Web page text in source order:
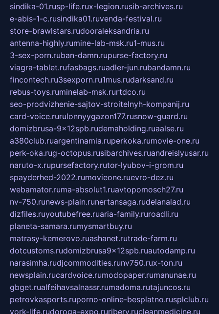
sindika-01.rusp-life.rux-legion.rusib-archives.ru
e-abis-1-c.rusindika01.ruvenda-festival.ru
store-brawlstars.rudooraleksandria.ru
antenna-highly.rumine-lab-msk.ru1-mus.ru
3-sex-porn.ruban-damn.rupurse-factory.ru
viagra-tablet.rufasbags.ruadler-jun.rubandamn.ru
fincontech.ru3sexporn.ru1mus.rudarksand.ru
rebus-toys.ruminelab-msk.rurtdco.ru
seo-prodvizhenie-sajtov-stroitelnyh-kompanij.ru
card-voice.rurulonnyygazon177.rusnow-guard.ru
domizbrusa-9x12spb.rudemaholding.ruaalse.ru
a380club.ruargentinamia.ruperkoka.rumovie-one.ru
perk-oka.rug-octopus.rusibarchives.ruandreislyusar.ru
naruto-x.rupursefactory.rutor-lyubov-i-grom.ru
spayderhed-2022.rumovieone.ruevro-dez.ru
webamator.ruma-absolut1.ruavtopomosch27.ru
nv-750.runews-plain.runertansaga.rudelanalad.ru
dizfiles.ruyoutubefree.ruaria-family.ruroadli.ru
planeta-samara.rumysmartbuy.ru
matrasy-kemerovo.ruashanet.rutrade-farm.ru
dotcustoms.rudomizbrusa9x12spb.ruautodamp.ru
narasimha.rudjcommodities.runv750.rux-ton.ru
newsplain.rucardvoice.rumodopaper.rumanunae.ru
gbget.rualfeihavsalnassr.rumadoma.rutajuncos.ru
petrovkasports.ruporno-online-besplatno.rusplclub.ru
york-life.rudoroga-expo.ruribery.rucleanmedicine.ru